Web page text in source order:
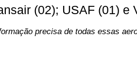
(02); USAF (01) e
precisa de todas essas